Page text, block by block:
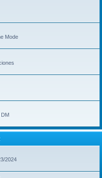
Mode
DM
2024